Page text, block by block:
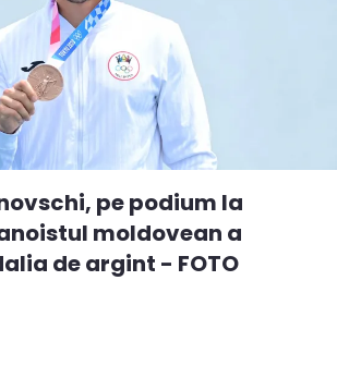
pe podium la
moldovean a
de argint - FOTO